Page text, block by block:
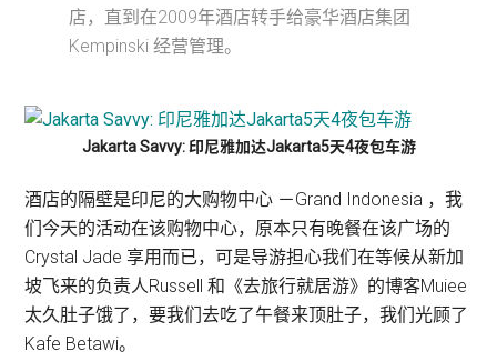
店，直到在2009年酒店转手给豪华酒店集团
Kempinski 经营管理。
Jakarta Savvy: 印尼雅加达Jakarta5天4夜包车游
酒店的隔壁是印尼的大购物中心 －Grand Indonesia ，我
们今天的活动在该购物中心，原本只有晚餐在该广场的
Crystal Jade 享用而已，可是导游担心我们在等候从新加
坡飞来的负责人Russell 和《去旅行就居游》的博客Muiee
太久肚子饿了，要我们去吃了午餐来顶肚子，我们光顾了
Kafe Betawi。